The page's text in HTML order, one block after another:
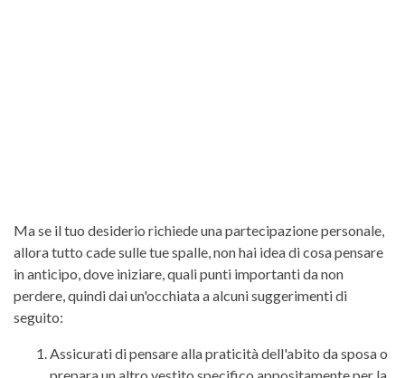
Ma se il tuo desiderio richiede una partecipazione personale,
allora tutto cade sulle tue spalle, non hai idea di cosa pensare
in anticipo, dove iniziare, quali punti importanti da non
perdere, quindi dai un'occhiata a alcuni suggerimenti di
seguito:
Assicurati di pensare alla praticità dell'abito da sposa o
prepara un altro vestito specifico appositamente per la